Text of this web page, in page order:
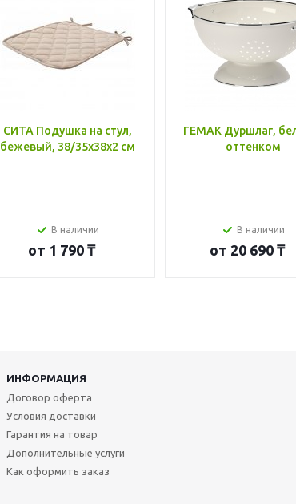
СИТА Подушка на стул,
бежевый, 38/35x38x2 см
В наличии
от 1 790 ₸
ГЕМАК Дуршлаг,
оттенком
В наличии
от 20 690 ₸
ИНФОРМАЦИЯ
Договор оферта
Условия доставки
Гарантия на товар
Дополнительные услуги
Как оформить заказ